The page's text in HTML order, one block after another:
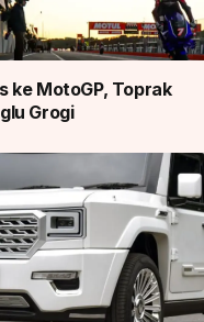
ke MotoGP, Toprak
Grogi